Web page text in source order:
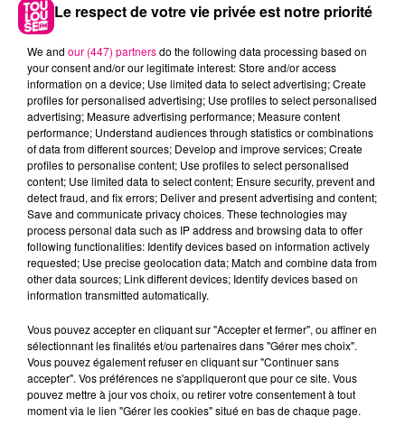
Violent incendie au nord de Toulouse
Toulouse : circulation perturbée dans le
secteur François Verdier...
Le respect de votre vie privée est notre priorité
We and our (447) partnersdo the following data processing based on
your consent and/or our legitimate interest: Store and/or access
information on a device; Use limited data to select advertising; Create
profiles for personalised advertising; Use profiles to select personalised
advertising; Measure advertising performance; Measure content
performance; Understand audiences through statistics or combinations
of data from different sources; Develop and improve services; Create
profiles to personalise content; Use profiles to select personalised
content; Use limited data to select content; Ensure security, prevent and
detect fraud, and fix errors; Deliver and present advertising and content;
Save and communicate privacy choices. These technologies may
process personal data such as IP address and browsing data to offer
following functionalities: Identify devices based on information actively
requested; Use precise geolocation data; Match and combine data from
other data sources; Link different devices; Identify devices based on
information transmitted automatically.
Vous pouvez accepter en cliquant sur "Accepter et fermer", ou affiner en
sélectionnant les finalités et/ou partenaires dans "Gérer mes choix".
Vous pouvez également refuser en cliquant sur "Continuer sans
accepter". Vos préférences ne s'appliqueront que pour ce site. Vous
pouvez mettre à jour vos choix, ou retirer votre consentement à tout
moment via le lien "Gérer les cookies" situé en bas de chaque page.